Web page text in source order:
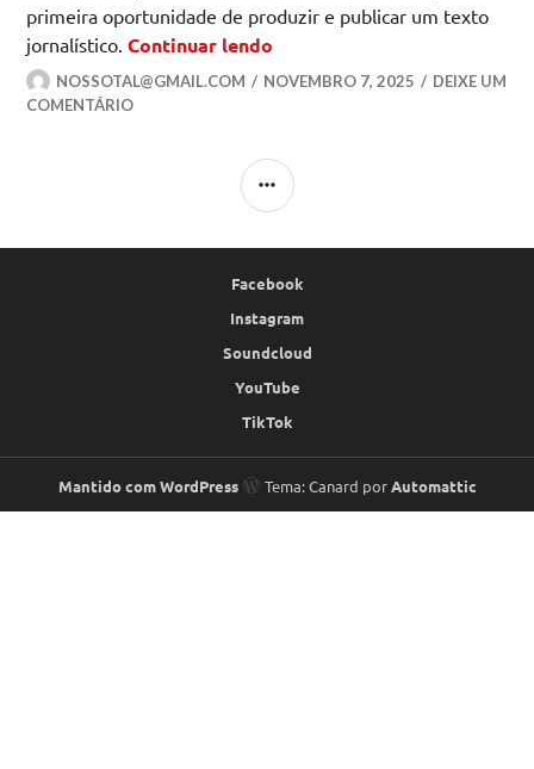
primeira oportunidade de produzir e publicar um texto
jornalístico.Continuar lendo
NOSSOTAL@GMAIL.COM NOVEMBRO 7, 2025
DEIXE UM
COMENTÁRIO
LATERAL
Facebook
Instagram
Soundcloud
YouTube
TikTok
Mantido com WordPress Tema: Canard porAutomattic